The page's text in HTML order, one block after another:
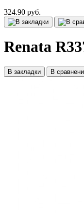
324.90 руб.
Renata
В закладки В